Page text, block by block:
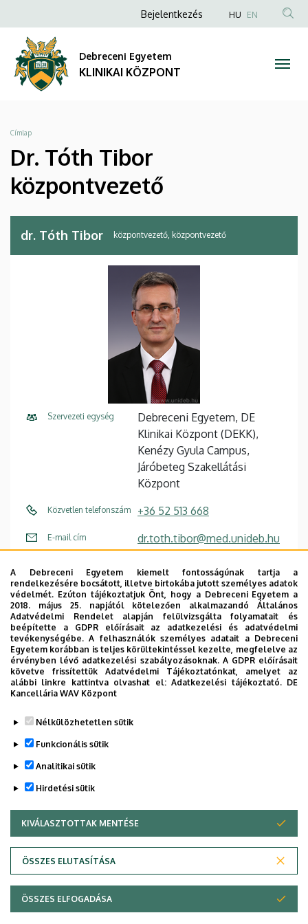
A Debreceni Egyetem kiemelt fontosságúnak tartja a
rendelkezésére bocsátott, illetve birtokába jutott személyes adatok
védelmét. Ezúton tájékoztatjuk Önt, hogy a Debreceni Egyetem a
2018. május 25. napjától kötelezően alkalmazandó Általános
Adatvédelmi Rendelet alapján felülvizsgálta folyamatait és
beépítette a GDPR előírásait az adatkezelési és adatvédelmi
tevékenységébe. A felhasználók személyes adatait a Debreceni
Egyetem korábban is teljes körültekintéssel kezelte, megfelelve az
érvényben lévő adatkezelési szabályozásoknak. A GDPR előírásait
követve frissítettük Adatvédelmi Tájékoztatónkat, amelyet az
alábbi linkre kattintva olvashat el:Adatkezelési tájékoztató. DE
Kancellária WAV Központ
Nélkülözhetetlen sütik
Funkcionális sütik
Analitikai sütik
Hirdetési sütik
KIVÁLASZTOTTAK MENTÉSE
ÖSSZES ELUTASÍTÁSA
WITHDRAW CONSENT
ÖSSZES ELFOGADÁSA
Tóth
Tibor
központvezető
KLINIKAI
KÖZPONT
a
tartalomra
Anonim
fiók
menüje
Bejelentkezés HU EN
Debreceni Egyetem
KLINIKAI KÖZPONT
Morzsa
Címlap
Dr. Tóth Tibor
központvezető
dr. Tóth Tibor központvezető, központvezető
Szervezeti egység
Debreceni Egyetem, DE
Klinikai Központ (DEKK),
Kenézy Gyula Campus,
Járóbeteg Szakellátási
Központ
Közvetlen telefonszám +36 52 513 668
E-mail cím dr.toth.tibor@med.unideb.hu
4026 Debrecen Bethlen utca
11-17
Emelet, ajtó 3. emelet, 3048
Weboldal Szervezeti weboldal
Legutóbb frissítve: 2023. 07. 27. 11:43
Adatvédelem
Copyright © 2026 Unideb